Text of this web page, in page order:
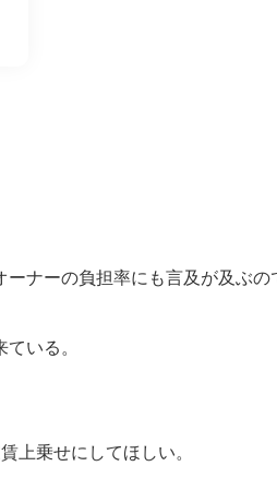
ナーの負担率にも言及が及ぶの
いる。
上乗せにしてほしい。